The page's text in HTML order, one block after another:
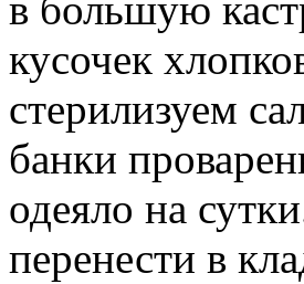
в большую
кусочек
стерилизуем
банки
одеяло на
перенести в